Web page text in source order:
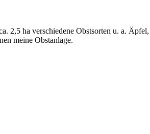
2,5 ha verschiedene Obstsorten u. a.
meine Obstanlage.